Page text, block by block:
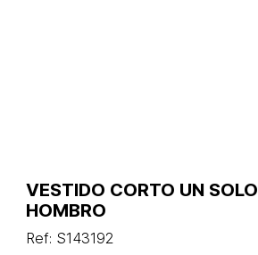
VESTIDO CORTO UN SOLO
HOMBRO
Ref: S143192